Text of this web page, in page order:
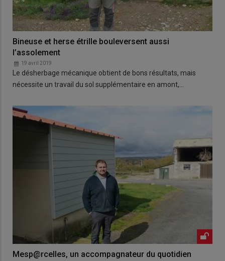
Bineuse et herse étrille bouleversent aussi
l’assolement
19 avril 2019
Le désherbage mécanique obtient de bons résultats, mais
nécessite un travail du sol supplémentaire en amont,…
Mesp@rcelles, un accompagnateur du quotidien